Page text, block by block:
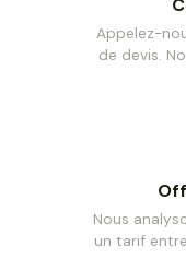
Appelez-
de devis.
Nous
un tarif